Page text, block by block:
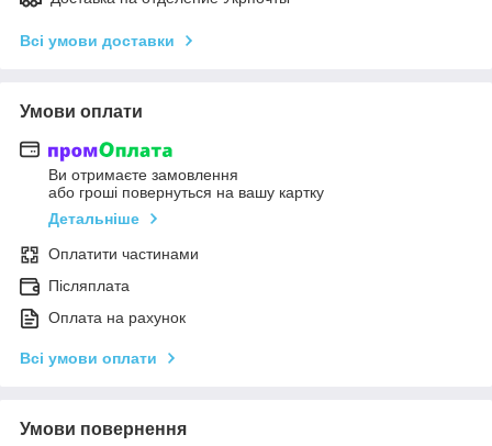
Всі умови доставки
Умови оплати
Ви отримаєте замовлення
або гроші повернуться на вашу картку
Детальніше
Оплатити частинами
Післяплата
Оплата на рахунок
Всі умови оплати
Умови повернення